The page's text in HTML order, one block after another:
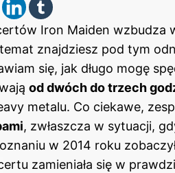
Iron Maiden wzbudza
znajdziesz pod tym
się, jak długo mogę
od dwóch do trzech
metalu. Co ciekawe,
, zwłaszcza w sytuacji,
w 2014 roku
zamieniała się w